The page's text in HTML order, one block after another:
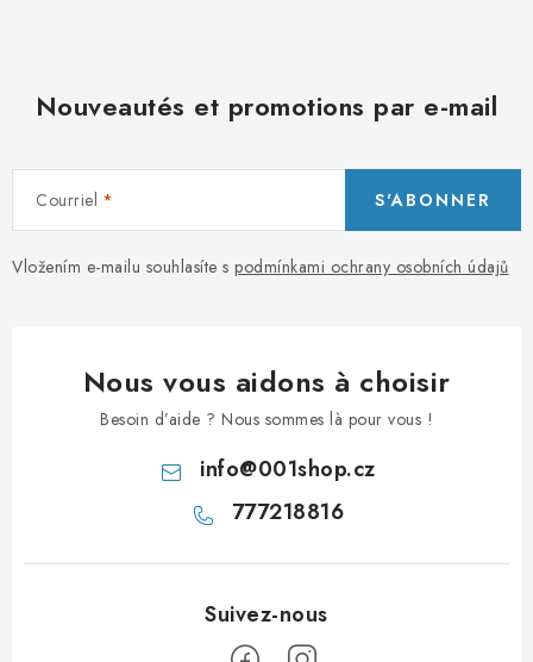
Nouveautés et promotions par e-mail
Courriel
Vložením e-mailu souhlasíte s podmínkami ochrany osobních údajů
S'ABONNER
Nous vous aidons à choisir
Besoin d’aide ? Nous sommes là pour vous !
info@001shop.cz
777218816